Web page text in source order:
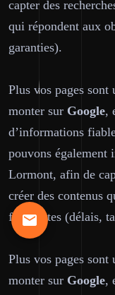
capter des
qui répondent aux
garanties).
Plus vos pages sont
monter sur Google,
d’informations
pouvons également
Lormont, afin de
créer des contenus
fréquentes (délais,
Plus vos pages sont
monter sur Google,